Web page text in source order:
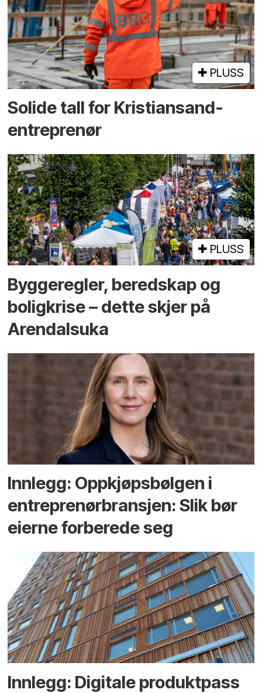
PLUSS
Solide tall for Kristiansand-
entreprenør
PLUSS
Bygge­regler, beredskap og
bolig­krise – dette skjer på
Arendals­uka
Innlegg: Oppkjøps­bølgen i
entreprenør­bransjen: Slik bør
eierne forberede seg
Innlegg: Digitale produktpass